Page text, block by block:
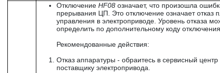
Отключение HF08 означает, что произошла
прерывания ЦП. Это отключение означает отказ
управления в электроприводе. Уровень отказа
определить по дополнительному коду
Рекомендованные действия:
Отказ аппаратуры - обраитесь в сервисный центр
поставщику электропривода.